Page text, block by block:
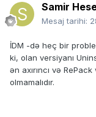
Samir
Mesaj tarihi:
İDM -də heç bir
ki, olan versiyanı
ən axırıncı və
olmamalıdır.